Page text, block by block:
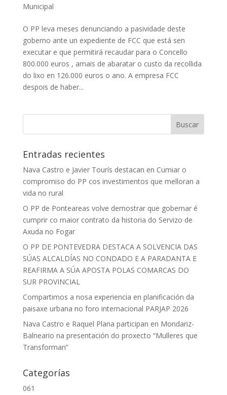
Municipal
O PP leva meses denunciando a pasividade deste
goberno ante un expediente de FCC que está sen
executar e que permitirá recaudar para o Concello
800.000 euros , amais de abaratar o custo da recollida
do lixo en 126.000 euros o ano. A empresa FCC
despois de haber...
Entradas recientes
Nava Castro e Javier Tourís destacan en Cumiar o
compromiso do PP cos investimentos que melloran a
vida no rural
O PP de Ponteareas volve demostrar que gobernar é
cumprir co maior contrato da historia do Servizo de
Axuda no Fogar
O PP DE PONTEVEDRA DESTACA A SOLVENCIA DAS
SÚAS ALCALDÍAS NO CONDADO E A PARADANTA E
REAFIRMA A SÚA APOSTA POLAS COMARCAS DO
SUR PROVINCIAL
Compartimos a nosa experiencia en planificación da
paisaxe urbana no foro internacional PARJAP 2026
Nava Castro e Raquel Plana participan en Mondariz-
Balneario na presentación do proxecto “Mulleres que
Transforman”
Categorías
061